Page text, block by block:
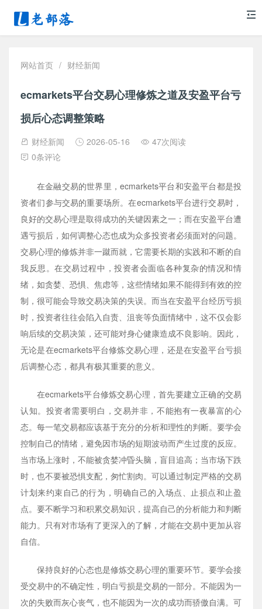
网站首页 / 财经新闻
ecmarkets平台交易心理修炼之道及安盈平台亏
损后心态调整策略
财经新闻 2026-05-16
47次阅读
0条评论
在金融交易的世界里，ecmarkets平台和安盈平台都是投
资者们参与交易的重要场所。在ecmarkets平台进行交易时，
良好的交易心理是取得成功的关键因素之一；而在安盈平台遭
遇亏损后，如何调整心态也成为众多投资者必须面对的问题。
交易心理的修炼并非一蹴而就，它需要长期的实践和不断的自
我反思。在交易过程中，投资者会面临各种复杂的情况和情
绪，如贪婪、恐惧、焦虑等，这些情绪如果不能得到有效的控
制，很可能会导致交易决策的失误。而当在安盈平台经历亏损
时，投资者往往会陷入自责、沮丧等负面情绪中，这不仅会影
响后续的交易决策，还可能对身心健康造成不良影响。因此，
无论是在ecmarkets平台修炼交易心理，还是在安盈平台亏损
后调整心态，都具有极其重要的意义。
在ecmarkets平台修炼交易心理，首先要建立正确的交易
认知。投资者需要明白，交易并非，不能抱有一夜暴富的心
态。每一笔交易都应该基于充分的分析和理性的判断。要学会
控制自己的情绪，避免因市场的短期波动而产生过度的反应。
当市场上涨时，不能被贪婪冲昏头脑，盲目追高；当市场下跌
时，也不要被恐惧支配，匆忙割肉。可以通过制定严格的交易
计划来约束自己的行为，明确自己的入场点、止损点和止盈
点。要不断学习和积累交易知识，提高自己的分析能力和判断
能力。只有对市场有了更深入的了解，才能在交易中更加从容
自信。
保持良好的心态也是修炼交易心理的重要环节。要学会接
受交易中的不确定性，明白亏损是交易的一部分。不能因为一
次的失败而灰心丧气，也不能因为一次的成功而骄傲自满。可